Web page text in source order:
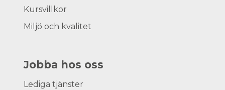
Kursvillkor
Miljö och kvalitet
Jobba hos oss
Lediga tjänster